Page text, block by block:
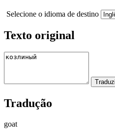
Selecione o idioma de destino
Texto original
Tradução
goat